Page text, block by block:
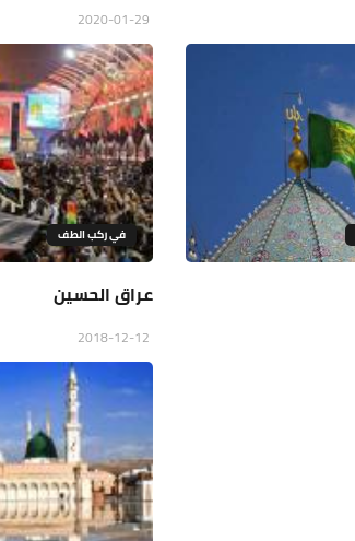
في ركب الطف
عراق الحسين